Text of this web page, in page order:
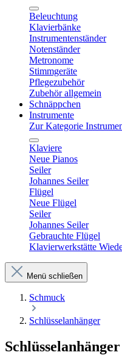
Beleuchtung
Klavierbänke
Instrumentenständer
Notenständer
Metronome
Stimmgeräte
Pflegezubehör
Zubehör allgemein
Schnäppchen
Instrumente
Zur Kategorie
Klaviere
Neue Pianos
Seiler
Johannes Seiler
Flügel
Neue Flügel
Seiler
Johannes Seiler
Gebrauchte Flügel
Klavierwerkstätte
Menü schließen
Schmuck
Schlüsselanhänger